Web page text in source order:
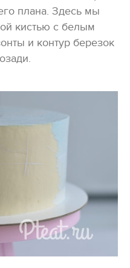
плана. Здесь мы
кистью с белым
и контур березок